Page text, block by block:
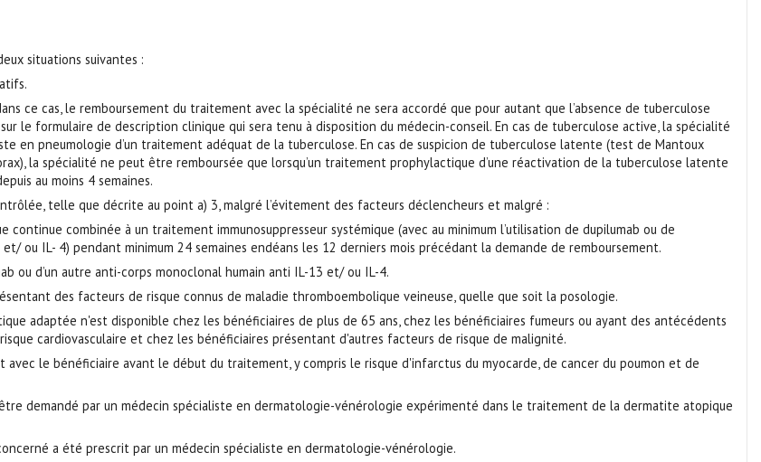
situations suivantes :
ce cas, le remboursement du traitement avec la spécialité ne sera accordé que pour autant que l’absence de tuberculose
le formulaire de description clinique qui sera tenu à disposition du médecin-conseil. En cas de tuberculose active, la spécialité
en pneumologie d’un traitement adéquat de la tuberculose. En cas de suspicion de tuberculose latente (test de Mantoux
la spécialité ne peut être remboursée que lorsqu’un traitement prophylactique d’une réactivation de la tuberculose latente
au moins 4 semaines.
telle que décrite au point a) 3, malgré l’évitement des facteurs déclencheurs et malgré :
combinée à un traitement immunosuppresseur systémique (avec au minimum l’utilisation de dupilumab ou de
ou IL- 4) pendant minimum 24 semaines endéans les 12 derniers mois précédant la demande de remboursement.
ou d’un autre anti-corps monoclonal humain anti IL-13 et/ ou IL-4.
des facteurs de risque connus de maladie thromboembolique veineuse, quelle que soit la posologie.
adaptée n'est disponible chez les bénéficiaires de plus de 65 ans, chez les bénéficiaires fumeurs ou ayant des antécédents
cardiovasculaire et chez les bénéficiaires présentant d'autres facteurs de risque de malignité.
le bénéficiaire avant le début du traitement, y compris le risque d'infarctus du myocarde, de cancer du poumon et de
demandé par un médecin spécialiste en dermatologie-vénérologie expérimenté dans le traitement de la dermatite atopique
a été prescrit par un médecin spécialiste en dermatologie-vénérologie.